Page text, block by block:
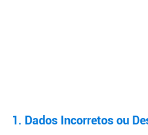
1. Dados Incorretos ou